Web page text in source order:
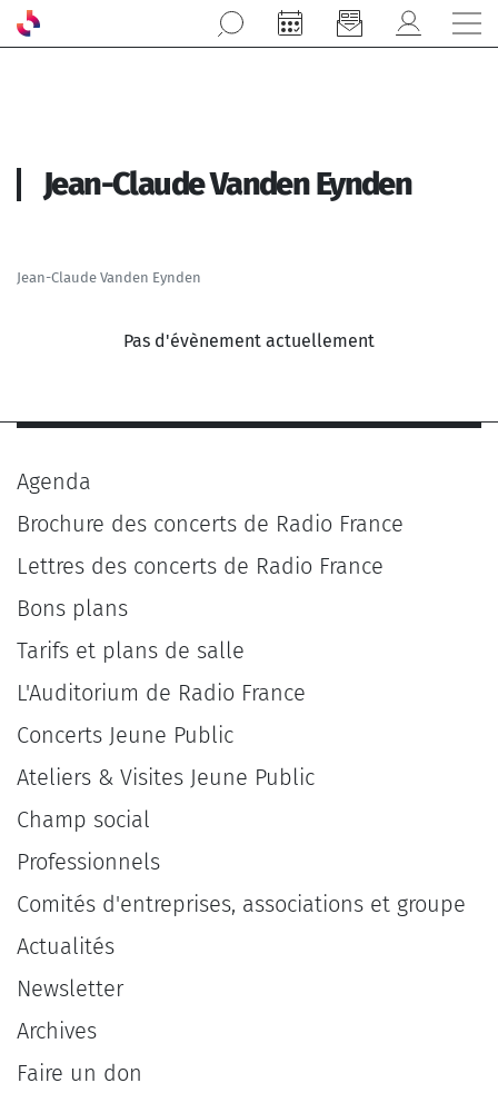
Aller au contenu principal
Jean-Claude Vanden Eynden
Jean-Claude Vanden Eynden
Pas d'évènement actuellement
Agenda
Brochure des concerts de Radio France
Lettres des concerts de Radio France
Bons plans
Tarifs et plans de salle
L'Auditorium de Radio France
Concerts Jeune Public
Ateliers & Visites Jeune Public
Champ social
Professionnels
Comités d'entreprises, associations et groupe
Actualités
Newsletter
Archives
Faire un don